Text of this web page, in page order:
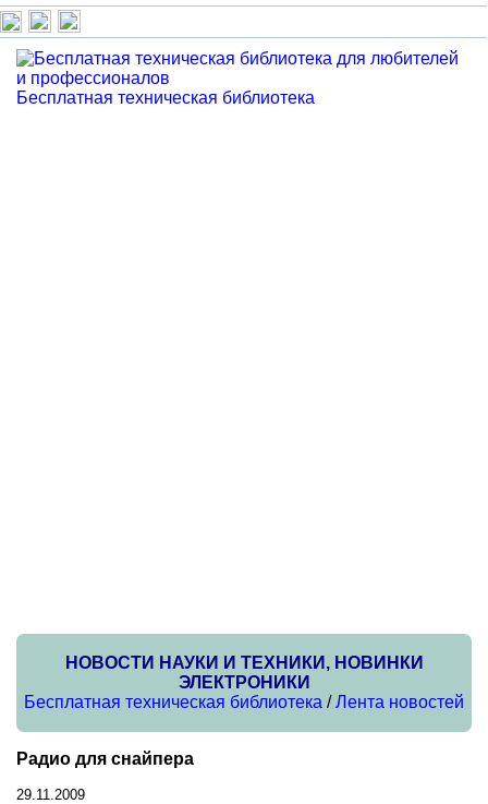
Бесплатная техническая библиотека
НОВОСТИ НАУКИ И ТЕХНИКИ, НОВИНКИ
ЭЛЕКТРОНИКИ
Бесплатная техническая библиотека /Лента новостей
Радио для снайпера
29.11.2009